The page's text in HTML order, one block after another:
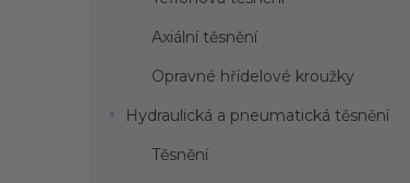
Axiální těsnění
Opravné hřídelové kroužky
Hydraulická a pneumatická těsnění
Těsnění